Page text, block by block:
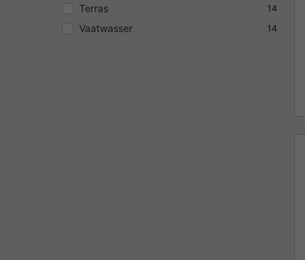
Terras 14
Vaatwasser 14